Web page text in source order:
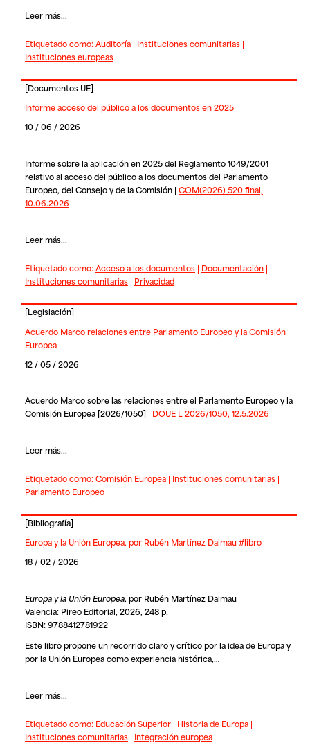
Leer más...
Etiquetado como:Auditoría| Instituciones comunitarias|
Instituciones europeas
[Documentos UE]
Informe acceso del público a los documentos en 2025
10 / 06 / 2026
Informe sobre la aplicación en 2025 del Reglamento 1049/2001
relativo al acceso del público a los documentos del Parlamento
Europeo, del Consejo y de la Comisión | COM(2026) 520 final,
10.06.2026
Leer más...
Etiquetado como:Acceso a los documentos| Documentación|
Instituciones comunitarias| Privacidad
[Legislación]
Acuerdo Marco relaciones entre Parlamento Europeo y la Comisión
Europea
12 / 05 / 2026
Acuerdo Marco sobre las relaciones entre el Parlamento Europeo y la
Comisión Europea [2026/1050] | DOUE L 2026/1050, 12.5.2026
Leer más...
Etiquetado como:Comisión Europea| Instituciones comunitarias|
Parlamento Europeo
[Bibliografía]
Europa y la Unión Europea, por Rubén Martínez Dalmau #libro
18 / 02 / 2026
Europa y la Unión Europea, por Rubén Martínez Dalmau
Valencia: Pireo Editorial, 2026, 248 p.
ISBN: 9788412781922
Este libro propone un recorrido claro y crítico por la idea de Europa y
por la Unión Europea como experiencia histórica,…
Leer más...
Etiquetado como: Educación Superior| Historia de Europa|
Instituciones comunitarias| Integración europea